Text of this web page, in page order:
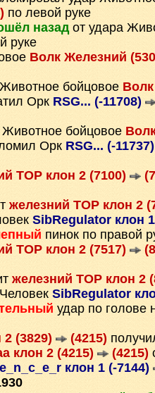
по левой руке
назадот удара
руке
Волк Железний
бойцовое
Орк RSG... (-11708)
бойцовое
Орк RSG... (-
ТОР клон 2 (7100)
железний ТОР клон 2
SibRegulator клон
пинок по правой
ТОР клон 2 (7517)
железний ТОР клон 2
SibRegulator
удар по голове
2 (3829) (4215)
клон 2 (4215) (4215)
клон 1 (-7144)